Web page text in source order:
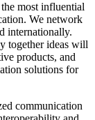
most influential
We network
internationally.
together ideas will
products, and
solutions for
communication